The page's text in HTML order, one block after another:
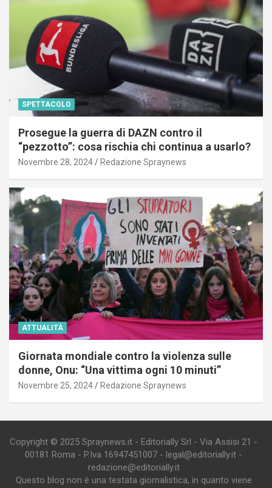
SPETTACOLO
Prosegue la guerra di DAZN contro il
“pezzotto”: cosa rischia chi continua a usarlo?
Novembre 28, 2024 Redazione Spraynews
ATTUALITÀ
Giornata mondiale contro la violenza sulle
donne, Onu: “Una vittima ogni 10 minuti”
Novembre 25, 2024 Redazione Spraynews
Copyright © 2025 Spraynews.it - Editorially Srl - Via Assisi 21 -
00181 Roma - P.Iva 16947451007 - legal@editorially.it -
redazione@editorially.it
Questo blog non è una testata giornalistica, in quanto viene